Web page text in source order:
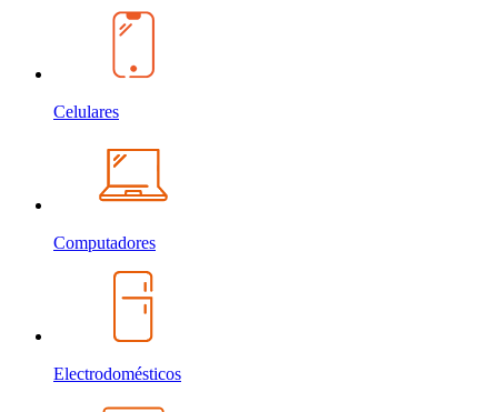
Celulares
Computadores
Electrodomésticos